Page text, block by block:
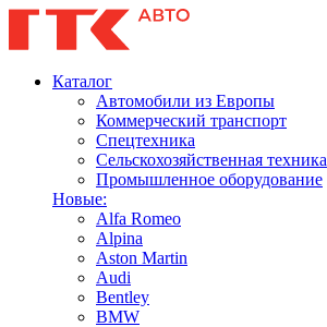
Каталог
Автомобили из Европы
Коммерческий транспорт
Спецтехника
Сельскохозяйственная техника
Промышленное оборудование
Новые:
Alfa Romeo
Alpina
Aston Martin
Audi
Bentley
BMW